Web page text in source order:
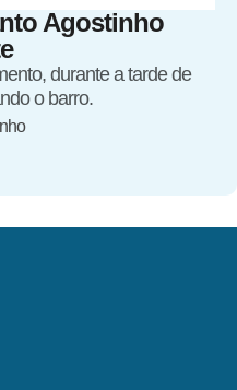
Agostinho
durante a tarde de
o barro.